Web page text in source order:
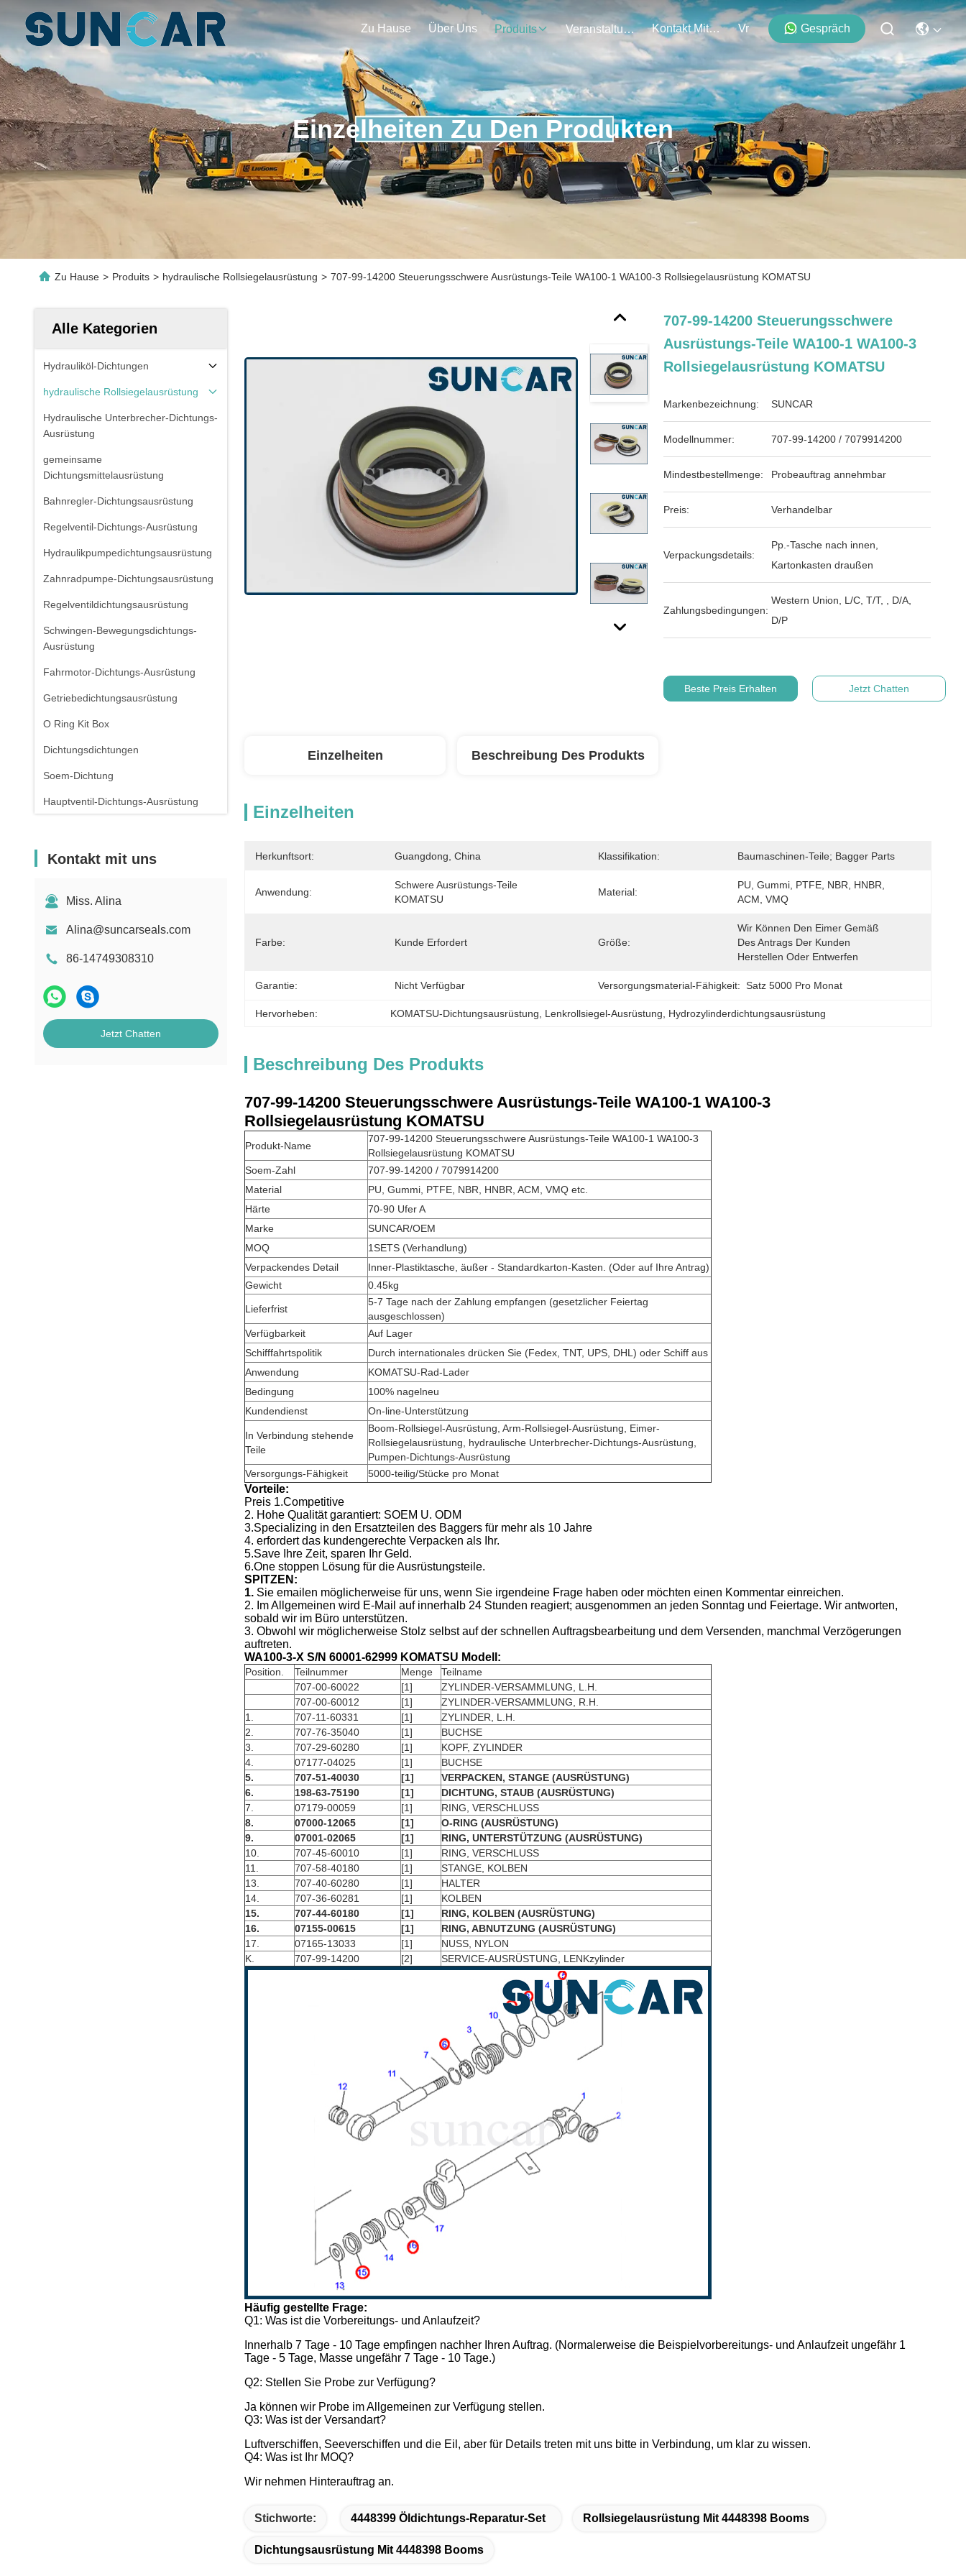
Zu Hause Über Uns Produits Veranstaltungen Kontakt Mit Uns Vr Gespräch
Einzelheiten Zu Den Produkten
Zu Hause > Produits > hydraulische Rollsiegelausrüstung > 707-99-14200 Steuerungsschwere Ausrüstungs-Teile WA100-1 WA100-3 Rollsiegelausrüstung KOMATSU
Alle Kategorien
Hydrauliköl-Dichtungen
hydraulische Rollsiegelausrüstung
Hydraulische Unterbrecher-Dichtungs-
Ausrüstung
gemeinsame
Dichtungsmittelausrüstung
Bahnregler-Dichtungsausrüstung
Regelventil-Dichtungs-Ausrüstung
Hydraulikpumpedichtungsausrüstung
Zahnradpumpe-Dichtungsausrüstung
Regelventildichtungsausrüstung
Schwingen-Bewegungsdichtungs-
Ausrüstung
Fahrmotor-Dichtungs-Ausrüstung
Getriebedichtungsausrüstung
O Ring Kit Box
Dichtungsdichtungen
Soem-Dichtung
Hauptventil-Dichtungs-Ausrüstung
Kontakt mit uns
Miss. Alina
Alina@suncarseals.com
86-14749308310
Jetzt Chatten
707-99-14200 Steuerungsschwere
Ausrüstungs-Teile WA100-1 WA100-3
Rollsiegelausrüstung KOMATSU
Markenbezeichnung: SUNCAR
Modellnummer: 707-99-14200 / 7079914200
Mindestbestellmenge: Probeauftrag annehmbar
Preis: Verhandelbar
Verpackungsdetails:
Pp.-Tasche nach innen,
Kartonkasten draußen
Zahlungsbedingungen:
Western Union, L/C, T/T, , D/A,
D/P
Beste Preis Erhalten Jetzt Chatten
Einzelheiten Beschreibung Des Produkts
Einzelheiten
Herkunftsort: Guangdong, China Klassifikation: Baumaschinen-Teile; Bagger Parts
Anwendung:
Schwere Ausrüstungs-Teile
KOMATSU
Material:
PU, Gummi, PTFE, NBR, HNBR,
ACM, VMQ
Farbe: Kunde Erfordert Größe:
Wir Können Den Eimer Gemäß
Des Antrags Der Kunden
Herstellen Oder Entwerfen
Garantie: Nicht Verfügbar Versorgungsmaterial-Fähigkeit: Satz 5000 Pro Monat
Hervorheben: KOMATSU-Dichtungsausrüstung Lenkrollsiegel-Ausrüstung Hydrozylinderdichtungsausrüstung
Beschreibung Des Produkts
707-99-14200 Steuerungsschwere Ausrüstungs-Teile WA100-1 WA100-3
Rollsiegelausrüstung KOMATSU
Produkt-Name
707-99-14200 Steuerungsschwere Ausrüstungs-Teile WA100-1 WA100-3
Rollsiegelausrüstung KOMATSU
Soem-Zahl
707-99-14200 / 7079914200
Material
PU, Gummi, PTFE, NBR, HNBR, ACM, VMQ etc.
Härte
70-90 Ufer A
Marke
SUNCAR/OEM
MOQ
1SETS (Verhandlung)
Verpackendes Detail
Inner-Plastiktasche, äußer - Standardkarton-Kasten. (Oder auf Ihre Antrag)
Gewicht
0.45kg
Lieferfrist
5-7 Tage nach der Zahlung empfangen (gesetzlicher Feiertag
ausgeschlossen)
Verfügbarkeit
Auf Lager
Schifffahrtspolitik
Durch internationales drücken Sie (Fedex, TNT, UPS, DHL ) oder Schiff aus
Anwendung
KOMATSU-Rad-Lader
Bedingung
100% nagelneu
Kundendienst
On-line-Unterstützung
In Verbindung stehende
Teile
Boom-Rollsiegel-Ausrüstung, Arm-Rollsiegel-Ausrüstung, Eimer-
Rollsiegelausrüstung, hydraulische Unterbrecher-Dichtungs-Ausrüstung,
Pumpen-Dichtungs-Ausrüstung
Versorgungs-Fähigkeit
5000-teilig/Stücke pro Monat
Vorteile:
Preis 1.Competitive
2. Hohe Qualität garantiert: SOEM U. ODM
3.Specializing in den Ersatzteilen des Baggers für mehr als 10 Jahre
4. erfordert das kundengerechte Verpacken als Ihr.
5.Save Ihre Zeit, sparen Ihr Geld.
6.One stoppen Lösung für die Ausrüstungsteile.
SPITZEN:
1. Sie emailen möglicherweise für uns, wenn Sie irgendeine Frage haben oder möchten einen Kommentar einreichen.
2. Im Allgemeinen wird E-Mail auf innerhalb 24 Stunden reagiert; ausgenommen an jeden Sonntag und Feiertage. Wir antworten,
sobald wir im Büro unterstützen.
3. Obwohl wir möglicherweise Stolz selbst auf der schnellen Auftragsbearbeitung und dem Versenden, manchmal Verzögerungen
auftreten.
WA100-3-X S/N 60001-62999 KOMATSU Modell:
Position. Teilnummer Menge
Teilname
707-00-60022
[1]
ZYLINDER-VERSAMMLUNG, L.H.
707-00-60012
[1]
ZYLINDER-VERSAMMLUNG, R.H.
1.
707-11-60331 [1]
ZYLINDER, L.H.
2.
707-76-35040 [1]
BUCHSE
3.
707-29-60280 [1]
KOPF, ZYLINDER
4.
07177-04025 [1]
BUCHSE
5.
707-51-40030 [1]
VERPACKEN, STANGE (AUSRÜSTUNG)
6.
198-63-75190 [1]
DICHTUNG, STAUB (AUSRÜSTUNG)
7.
07179-00059 [1]
RING, VERSCHLUSS
8.
07000-12065 [1]
O-RING (AUSRÜSTUNG)
9.
07001-02065 [1]
RING, UNTERSTÜTZUNG (AUSRÜSTUNG)
10.
707-45-60010 [1]
RING, VERSCHLUSS
11.
707-58-40180 [1]
STANGE, KOLBEN
13.
707-40-60280 [1]
HALTER
14.
707-36-60281 [1]
KOLBEN
15.
707-44-60180 [1]
RING, KOLBEN (AUSRÜSTUNG)
16.
07155-00615 [1]
RING, ABNUTZUNG (AUSRÜSTUNG)
17.
07165-13033 [1]
NUSS, NYLON
K.
707-99-14200 [2] SERVICE-AUSRÜSTUNG, LENKzylinder
Häufig gestellte Frage:
Q1: Was ist die Vorbereitungs- und Anlaufzeit?
Innerhalb 7 Tage - 10 Tage empfingen nachher Ihren Auftrag. (Normalerweise die Beispielvorbereitungs- und Anlaufzeit ungefähr 1
Tage - 5 Tage, Masse ungefähr 7 Tage - 10 Tage.)
Q2: Stellen Sie Probe zur Verfügung?
Ja können wir Probe im Allgemeinen zur Verfügung stellen.
Q3: Was ist der Versandart?
Luftverschiffen, Seeverschiffen und die Eil, aber für Details treten mit uns bitte in Verbindung, um klar zu wissen.
Q4: Was ist Ihr MOQ?
Wir nehmen Hinterauftrag an.
Stichworte: 4448399 Öldichtungs-Reparatur-Set Rollsiegelausrüstung Mit 4448398 Booms
Dichtungsausrüstung Mit 4448398 Booms